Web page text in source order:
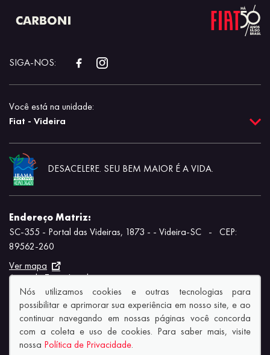
SIGA-NOS:
Você está na unidade:
Fiat - Videira
DESACELERE. SEU BEM MAIOR É A VIDA.
Endereço Matriz:
SC-355 - Portal das Videiras, 1873 - - Videira-SC
-
CEP:
89562-260
Ver mapa
Aviso de Texto Legal
Nós utilizamos cookies e outras tecnologias para
possibilitar e aprimorar sua experiência em nosso site, e ao
continuar navegando em nossas páginas você concorda
com a coleta e uso de cookies. Para saber mais, visite
nossa Política de Privacidade.